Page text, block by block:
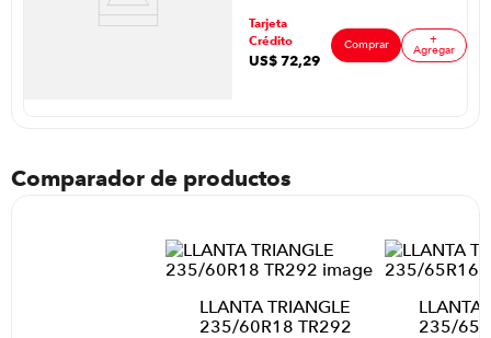
Tarjeta
Crédito
US$ 72,29
Comprar +
Agregar
Comparador de productos
LLANTA TRIANGLE
235/60R18 TR292
LLANTA
235/